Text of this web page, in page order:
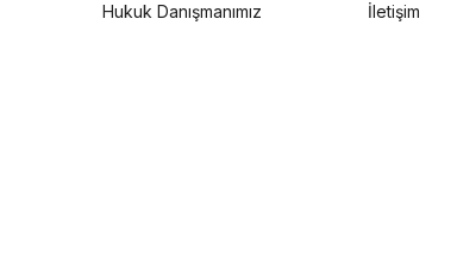
Hukuk Danışmanımız
İletişim